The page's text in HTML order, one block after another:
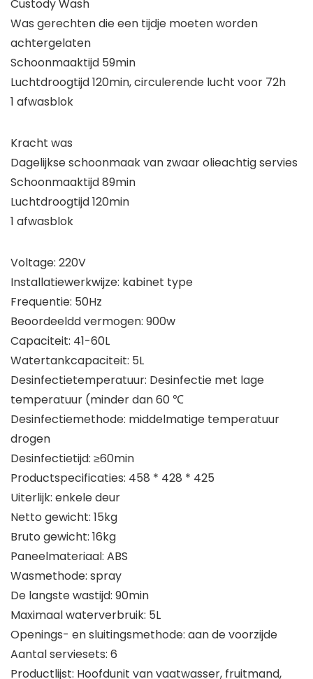
Custody Wash
Was gerechten die een tijdje moeten worden
achtergelaten
Schoonmaaktijd 59min
Luchtdroogtijd 120min, circulerende lucht voor 72h
1 afwasblok
Kracht was
Dagelijkse schoonmaak van zwaar olieachtig servies
Schoonmaaktijd 89min
Luchtdroogtijd 120min
1 afwasblok
Voltage: 220V
Installatiewerkwijze: kabinet type
Frequentie: 50Hz
Beoordeeldd vermogen: 900w
Capaciteit: 41-60L
Watertankcapaciteit: 5L
Desinfectietemperatuur: Desinfectie met lage
temperatuur (minder dan 60 ℃
Desinfectiemethode: middelmatige temperatuur
drogen
Desinfectietijd: ≥60min
Productspecificaties: 458 * 428 * 425
Uiterlijk: enkele deur
Netto gewicht: 15kg
Bruto gewicht: 16kg
Paneelmateriaal: ABS
Wasmethode: spray
De langste wastijd: 90min
Maximaal waterverbruik: 5L
Openings- en sluitingsmethode: aan de voorzijde
Aantal serviesets: 6
Productlijst: Hoofdunit van vaatwasser, fruitmand,